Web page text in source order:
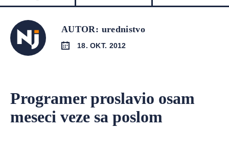
AUTOR: urednistvo
18. OKT. 2012
Programer proslavio osam
meseci veze sa poslom